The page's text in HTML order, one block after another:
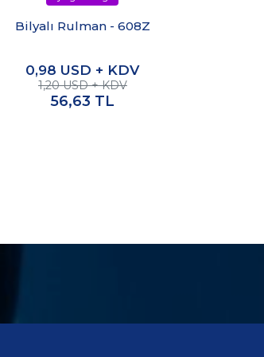
Bilyalı Rulman - 608Z
0,98 USD + KDV
1,20 USD + KDV
56,63 TL